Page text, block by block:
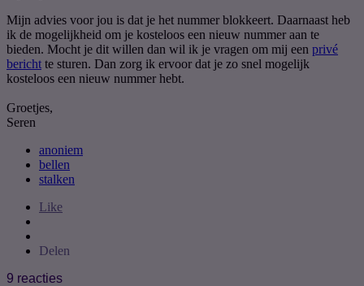
Mijn advies voor jou is dat je het nummer blokkeert. Daarnaast heb
ik de mogelijkheid om je kosteloos een nieuw nummer aan te
bieden. Mocht je dit willen dan wil ik je vragen om mij een privé
bericht te sturen. Dan zorg ik ervoor dat je zo snel mogelijk
kosteloos een nieuw nummer hebt.
Groetjes,
Seren
anoniem
bellen
stalken
Like
Delen
9 reacties